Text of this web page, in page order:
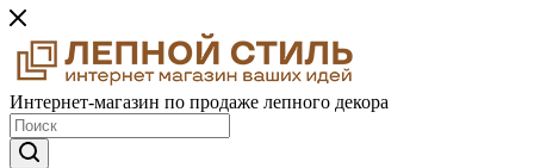
Интернет-магазин по продаже лепного декора